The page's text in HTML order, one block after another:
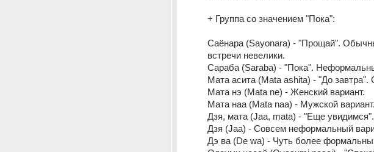
+ Группа со значением "Пока":
Саёнара (Sayonara) - "Прощай".
встречи невелики.
Сараба (Saraba) - "Пока".
Мата асита (Mata ashita) - "До
Мата нэ (Mata ne) - Женский вариант.
Мата наа (Mata naa) - Мужской вариант.
Дзя, мата (Jaa, mata) - "Еще
Дзя (Jaa) - Совсем неформальный
Дэ ва (De wa) - Чуть более